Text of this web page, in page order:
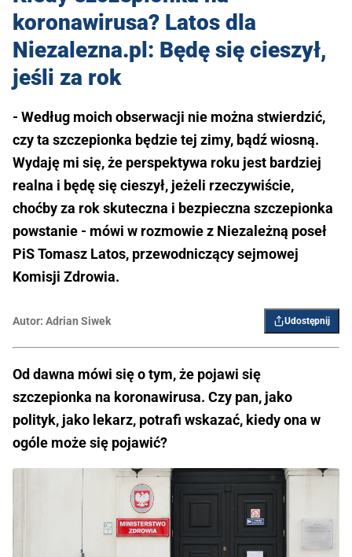
koronawirusa? Latos dla
Niezalezna.pl: Będę się cieszył,
jeśli za rok
- Według moich obserwacji nie można stwierdzić,
czy ta szczepionka będzie tej zimy, bądź wiosną.
Wydaję mi się, że perspektywa roku jest bardziej
realna i będę się cieszył, jeżeli rzeczywiście,
choćby za rok skuteczna i bezpieczna szczepionka
powstanie - mówi w rozmowie z Niezależną poseł
PiS Tomasz Latos, przewodniczący sejmowej
Komisji Zdrowia.
Autor: Adrian Siwek Udostępnij
Od dawna mówi się o tym, że pojawi się
szczepionka na koronawirusa. Czy pan, jako
polityk, jako lekarz, potrafi wskazać, kiedy ona w
ogóle może się pojawić?